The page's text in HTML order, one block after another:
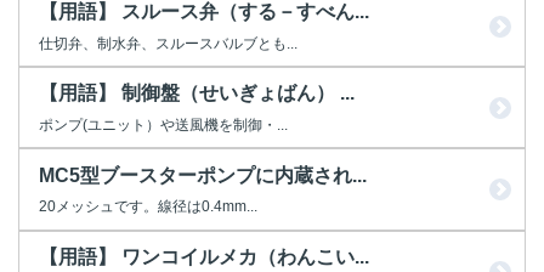
【用語】 スルース弁（する－すべん...
仕切弁、制水弁、スルースバルブとも...
【用語】 制御盤（せいぎょばん） ...
ポンプ(ユニット）や送風機を制御・...
MC5型ブースターポンプに内蔵され...
20メッシュです。線径は0.4mm...
【用語】 ワンコイルメカ（わんこい...